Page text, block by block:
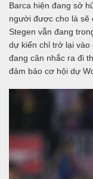
Barca hiện đang sở
người được cho là sẽ
Stegen vẫn đang
dự kiến chỉ trở lại vào
đang cân nhắc ra đi
đảm bảo cơ hội dự